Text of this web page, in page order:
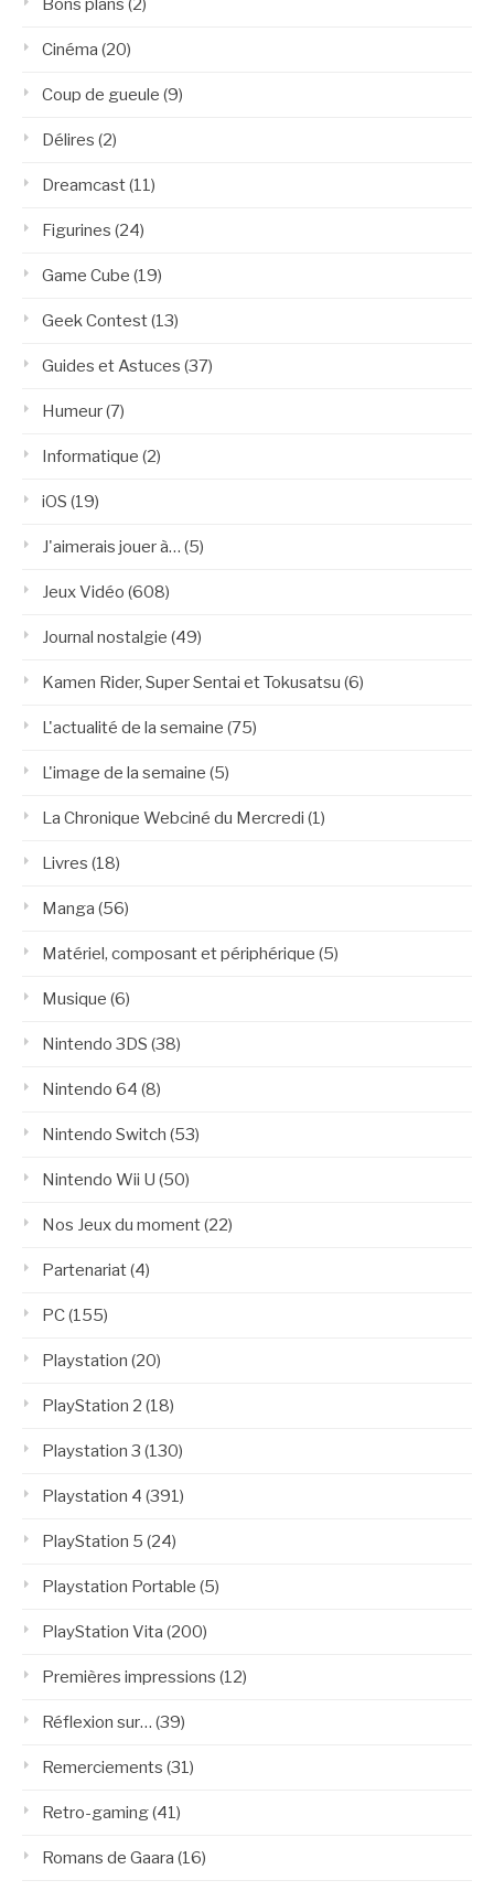
Bons plans (2)
Cinéma (20)
Coup de gueule (9)
Délires (2)
Dreamcast(11)
Figurines (24)
Game Cube (19)
Geek Contest(13)
Guides et Astuces (37)
Humeur(7)
Informatique (2)
iOS (19)
J'aimerais jouer à… (5)
Jeux Vidéo (608)
Journal nostalgie (49)
Kamen Rider, Super Sentai et Tokusatsu (6)
L'actualité de la semaine (75)
L'image de la semaine (5)
La Chronique Webciné du Mercredi (1)
Livres (18)
Manga (56)
Matériel, composant et périphérique (5)
Musique (6)
Nintendo 3DS (38)
Nintendo 64 (8)
Nintendo Switch (53)
Nintendo Wii U (50)
Nos Jeux du moment(22)
Partenariat(4)
PC(155)
Playstation (20)
PlayStation 2 (18)
Playstation 3 (130)
Playstation 4 (391)
PlayStation 5 (24)
Playstation Portable (5)
PlayStation Vita (200)
Premières impressions (12)
Réflexion sur… (39)
Remerciements (31)
Retro-gaming(41)
Romans de Gaara (16)